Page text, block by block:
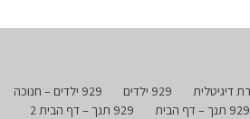
929 ילדים
929 ילדים – חנוכה
929 תנך – דף הבית
929 תנך – דף הבית 2